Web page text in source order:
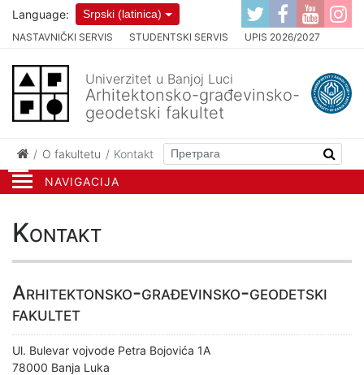
NAVIGACIJA
NASTAVNIČKI SERVIS STUDENTSKI SERVIS UPIS 2026/2027
Language: Srpski (latinica)
Univerzitet u Banjoj Luci
Arhitektonsko-građevinsko-
geodetski fakultet
O fakultetu Kontakt
Kontakt
Arhitektonsko-građevinsko-geodetski
fakultet
Ul. Bulevar vojvode Petra Bojovića 1A
78000 Banja Luka